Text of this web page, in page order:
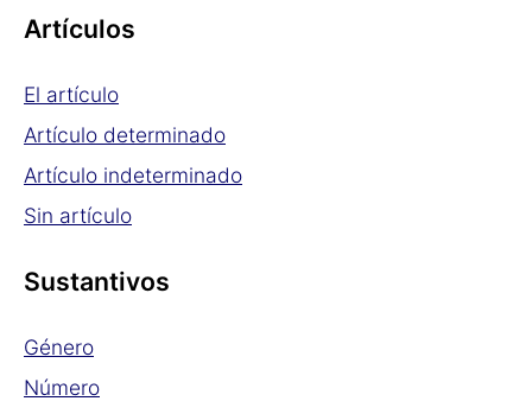
Artículos
El artículo
Artículo determinado
Artículo indeterminado
Sin artículo
Sustantivos
Género
Número